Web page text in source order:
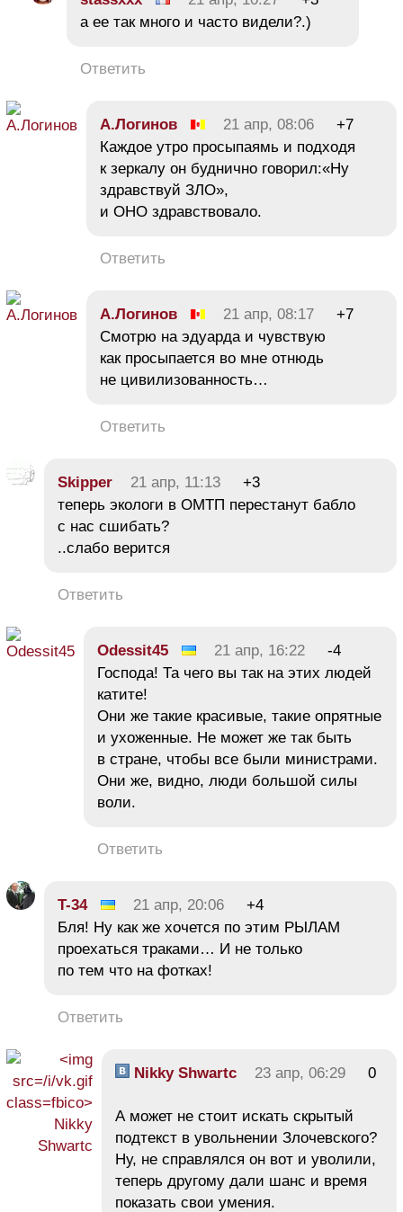
а ее так много и часто видели?.)
Ответить
А.Логинов 21 апр, 08:06
+7
Каждое утро просыпаямь и подходя
к зеркалу он буднично говорил:«Ну
здравствуй ЗЛО»,
и ОНО здравствовало.
Ответить
А.Логинов 21 апр, 08:17
+7
Смотрю на эдуарда и чувствую
как просыпается во мне отнюдь
не цивилизованность…
Ответить
Skipper 21 апр, 11:13
+3
теперь экологи в ОМТП перестанут бабло
с нас сшибать?
..слабо верится
Ответить
Odessit45 21 апр, 16:22
-4
Господа! Та чего вы так на этих людей
катите!
Они же такие красивые, такие опрятные
и ухоженные. Не может же так быть
в стране, чтобы все были министрами.
Они же, видно, люди большой силы
воли.
Ответить
T-34 21 апр, 20:06
+4
Бля! Ну как же хочется по этим РЫЛАМ
проехаться траками… И не только
по тем что на фотках!
Ответить
Nikky Shwartc 23 апр, 06:29 0
А может не стоит искать скрытый
подтекст в увольнении Злочевского?
Ну, не справлялся он вот и уволили,
теперь другому дали шанс и время
показать свои умения.